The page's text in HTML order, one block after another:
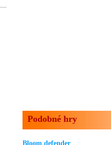
Podobné hry
Bloom defender